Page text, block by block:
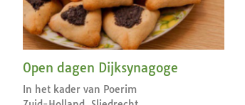
Open dagen Dijksynagoge
In het kader van Poerim